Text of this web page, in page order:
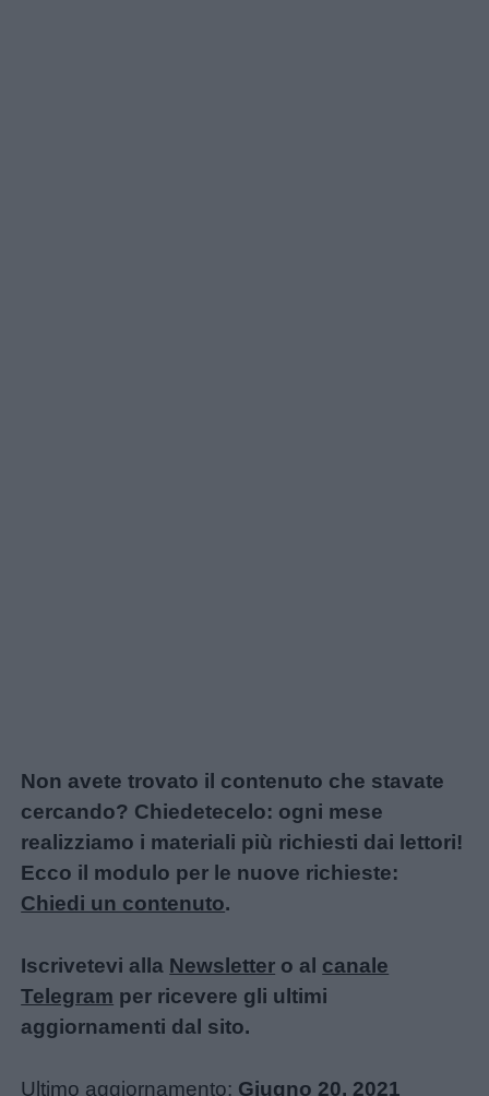
Non avete trovato il contenuto che stavate
cercando? Chiedetecelo: ogni mese
realizziamo i materiali più richiesti dai lettori!
Ecco il modulo per le nuove richieste:
Chiedi un contenuto.
Iscrivetevi alla Newsletter o al canale
Telegram per ricevere gli ultimi
aggiornamenti dal sito.
Ultimo aggiornamento: Giugno 20, 2021